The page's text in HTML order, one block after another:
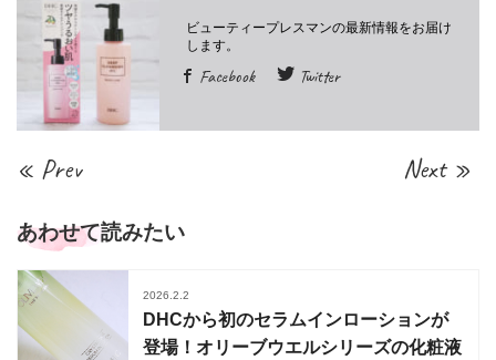
Facebook Twitter
« Prev Next »
あわせて読みたい
2026.2.2
DHCから初のセラムインローションが
登場！オリーブウエルシリーズの化粧液